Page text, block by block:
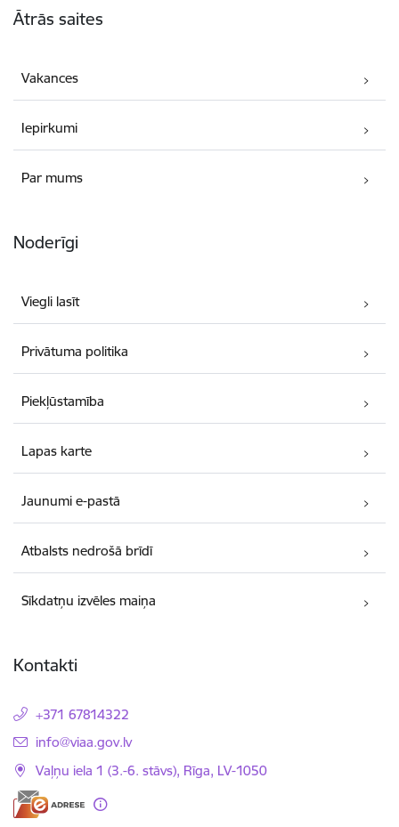
Ātrās saites
Vakances
Iepirkumi
Par mums
Noderīgi
Viegli lasīt
Privātuma politika
Piekļūstamība
Lapas karte
Jaunumi e-pastā
Atbalsts nedrošā brīdī
Sīkdatņu izvēles maiņa
Kontakti
+371 67814322
E-pasts:
info@viaa.gov.lv
Vaļņu iela 1 (3.-6. stāvs), Rīga, LV-1050